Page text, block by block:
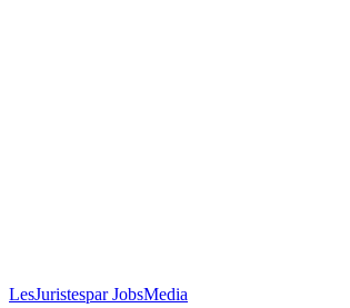
LesJuristespar JobsMedia